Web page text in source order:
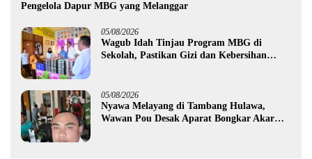
Pengelola Dapur MBG yang Melanggar
05/08/2026
Wagub Idah Tinjau Program MBG di
Sekolah, Pastikan Gizi dan Kebersihan
05/08/2026
Nyawa Melayang di Tambang Hulawa,
Wawan Pou Desak Aparat Bongkar Akar